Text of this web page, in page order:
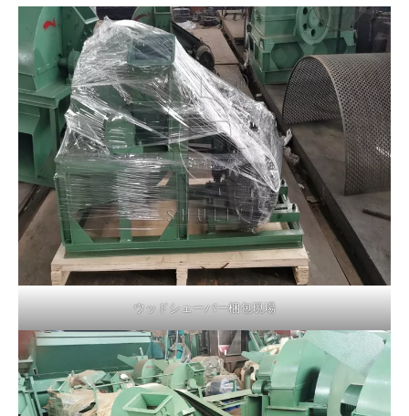
ウッドシェーバー梱包現場